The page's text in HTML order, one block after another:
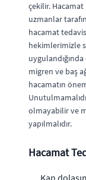
çekilir.
uzmanlar
hacamat
hekimlerimizle
migren ve baş
hacamatın
olmayabilir ve
yapılmalıdır.
Hacamat
Kan